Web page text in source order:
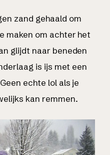
zand gehaald om
maken om achter het
glijdt naar beneden
is ijs met een
echte lol als je
kan remmen.